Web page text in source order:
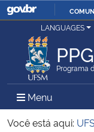
Ministério da Justiça e
Ministério da Defesa
Ministério das Relações
LANGUAGES
Programa
Menu Menu
Você está aqui: